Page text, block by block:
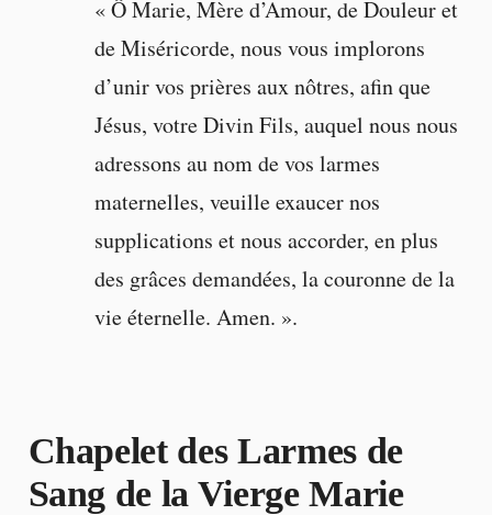
« Ô Marie, Mère d’Amour, de Douleur et
de Miséricorde, nous vous implorons
d’unir vos prières aux nôtres, afin que
Jésus, votre Divin Fils, auquel nous nous
adressons au nom de vos larmes
maternelles, veuille exaucer nos
supplications et nous accorder, en plus
des grâces demandées, la couronne de la
vie éternelle. Amen. ».
Chapelet des Larmes de
Sang de la Vierge Marie